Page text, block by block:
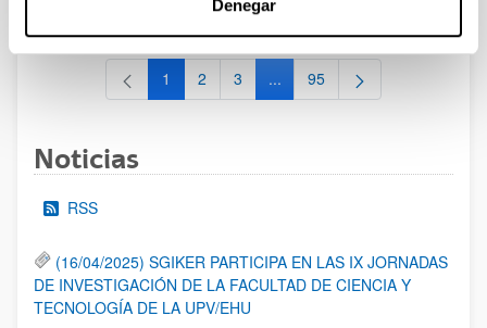
Denegar
al 30/07/2026 (ambos incluídos)
Página
1 Página
2 Página
3 ...Páginas intermedias Use TAB
Página
95
Noticias
RSS
(16/04/2025) SGIKER PARTICIPA EN LAS IX JORNADAS
DE INVESTIGACIÓN DE LA FACULTAD DE CIENCIA Y
TECNOLOGÍA DE LA UPV/EHU